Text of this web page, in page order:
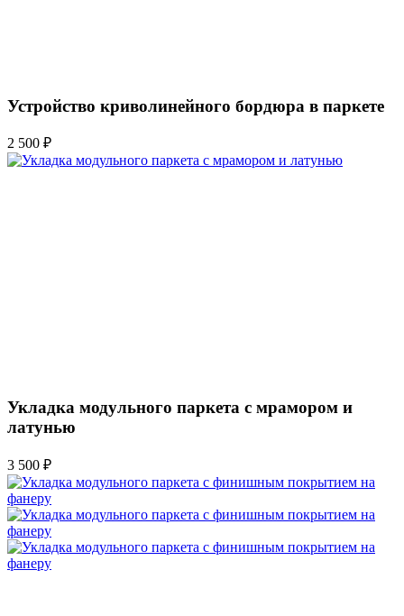
Устройство криволинейного бордюра в паркете
2 500 ₽
Укладка модульного паркета с мрамором и
латунью
3 500 ₽